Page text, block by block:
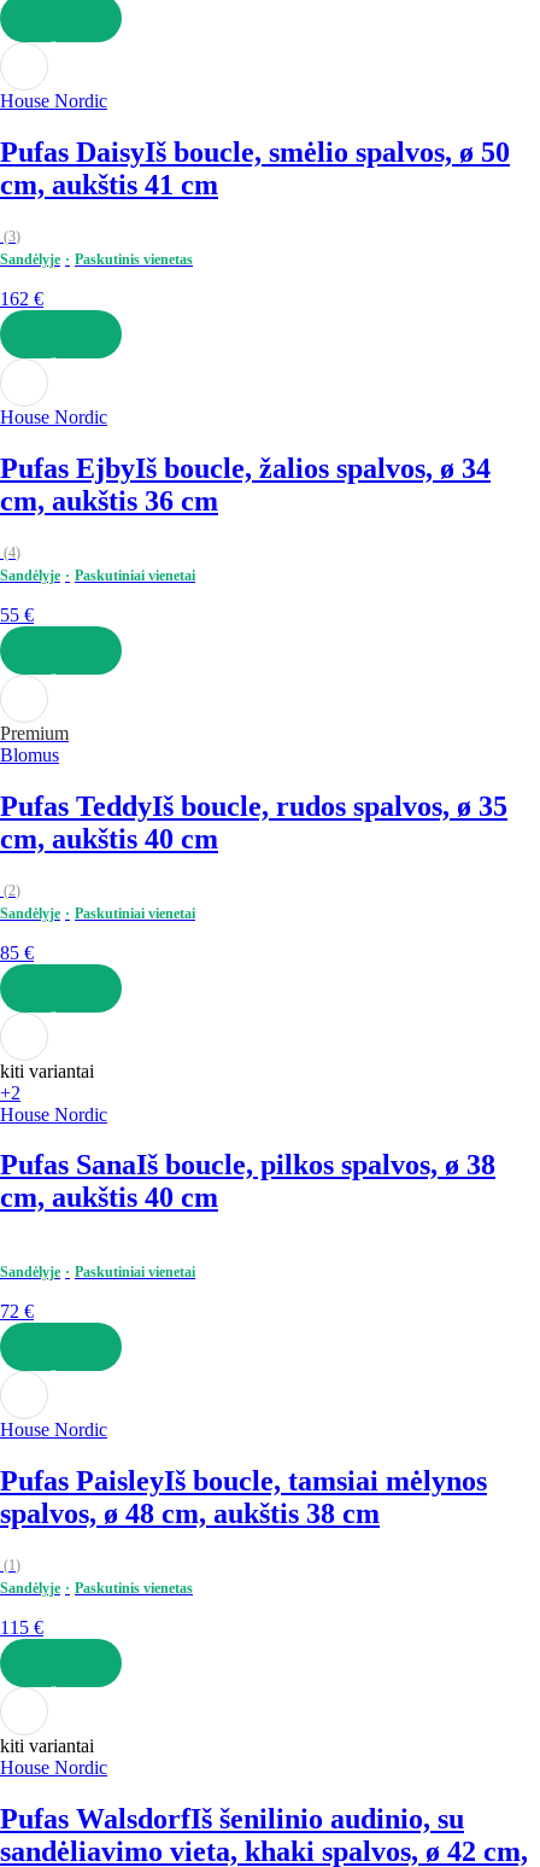
Į KREPŠELĮ
House Nordic
Pufas DaisyIš boucle, smėlio spalvos, ø 50
cm, aukštis 41 cm
(3)
Sandėlyje
Paskutinis vienetas
162 €
Į KREPŠELĮ
House Nordic
Pufas EjbyIš boucle, žalios spalvos, ø 34
cm, aukštis 36 cm
(4)
Sandėlyje
Paskutiniai vienetai
55 €
Į KREPŠELĮ
Premium
Blomus
Pufas TeddyIš boucle, rudos spalvos, ø 35
cm, aukštis 40 cm
(2)
Sandėlyje
Paskutiniai vienetai
85 €
Į KREPŠELĮ
kiti variantai
+2
House Nordic
Pufas SanaIš boucle, pilkos spalvos, ø 38
cm, aukštis 40 cm
Sandėlyje Paskutiniai vienetai
72 €
Į KREPŠELĮ
House Nordic
Pufas PaisleyIš boucle, tamsiai mėlynos
spalvos, ø 48 cm, aukštis 38 cm
(1)
Sandėlyje
Paskutinis vienetas
115 €
Į KREPŠELĮ
kiti variantai
House Nordic
Pufas WalsdorfIš šenilinio audinio, su
sandėliavimo vieta, khaki spalvos, ø 42 cm,